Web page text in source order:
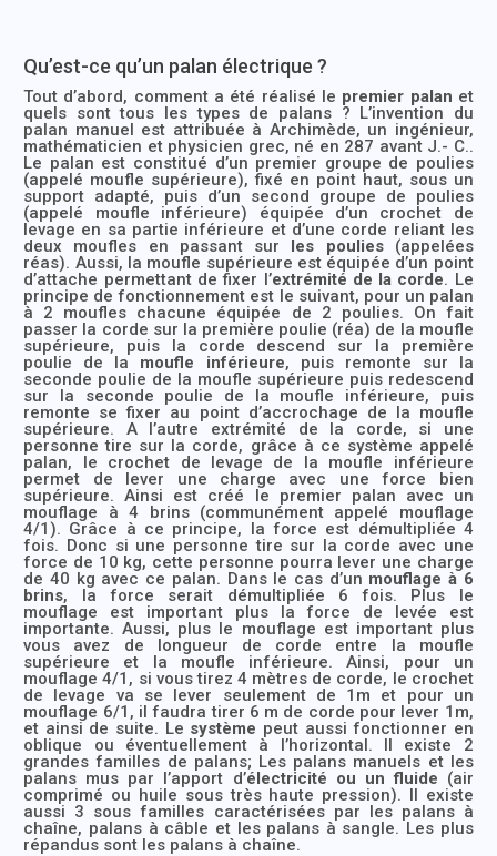
Qu’est-ce qu’un palan électrique ?
Tout d’abord, comment a été réalisé le premier palan et
quels sont tous les types de palans ? L’invention du
palan manuel est attribuée à Archimède, un ingénieur,
mathématicien et physicien grec, né en 287 avant J.- C..
Le palan est constitué d’un premier groupe de poulies
(appelé moufle supérieure), fixé en point haut, sous un
support adapté, puis d’un second groupe de poulies
(appelé moufle inférieure) équipée d’un crochet de
levage en sa partie inférieure et d’une corde reliant les
deux moufles en passant sur les poulies(appelées
réas). Aussi, la moufle supérieure est équipée d’un point
d’attache permettant de fixer l’extrémité de la corde. Le
principe de fonctionnement est le suivant, pour un palan
à 2 moufles chacune équipée de 2 poulies. On fait
passer la corde sur la première poulie (réa) de la moufle
supérieure, puis la corde descend sur la première
poulie de la moufle inférieure, puis remonte sur la
seconde poulie de la moufle supérieure puis redescend
sur la seconde poulie de la moufle inférieure, puis
remonte se fixer au point d’accrochage de la moufle
supérieure. A l’autre extrémité de la corde, si une
personne tire sur la corde, grâce à ce système appelé
palan, le crochet de levage de la moufle inférieure
permet de lever une charge avec une force bien
supérieure. Ainsi est créé le premier palan avec un
mouflage à 4 brins (communément appelé mouflage
4/1). Grâce à ce principe, la force est démultipliée 4
fois. Donc si une personne tire sur la corde avec une
force de 10 kg, cette personne pourra lever une charge
de 40 kg avec ce palan. Dans le cas d’un mouflage à 6
brins, la force serait démultipliée 6 fois. Plus le
mouflage est important plus la force de levée est
importante. Aussi, plus le mouflage est important plus
vous avez de longueur de corde entre la moufle
supérieure et la moufle inférieure. Ainsi, pour un
mouflage 4/1, si vous tirez 4 mètres de corde, le crochet
de levage va se lever seulement de 1m et pour un
mouflage 6/1, il faudra tirer 6 m de corde pour lever 1m,
et ainsi de suite. Le système peut aussi fonctionner en
oblique ou éventuellement à l’horizontal. Il existe 2
grandes familles de palans; Les palans manuels et les
palans mus par l’apport d’électricité ou un fluide (air
comprimé ou huile sous très haute pression). Il existe
aussi 3 sous familles caractérisées par les palans à
chaîne, palans à câble et les palans à sangle. Les plus
répandus sont les palans à chaîne.